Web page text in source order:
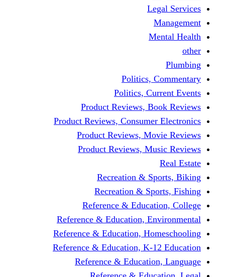
Politics,
Politics,
Product Reviews,
Product Reviews,
Product Reviews,
Product Reviews,
Recreation &
Recreation &
Reference &
Reference & Education,
Reference & Education,
Reference & Education, K-
Reference &